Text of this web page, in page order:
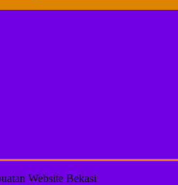
Website Bekasi